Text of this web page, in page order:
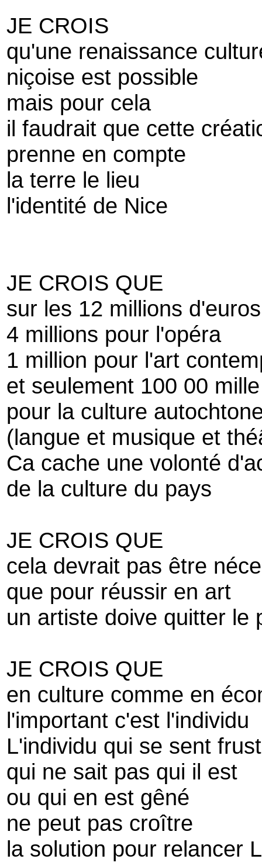
JE CROIS
qu'une renaissance
niçoise est possible
mais pour cela
il faudrait que cette
prenne en compte
la terre le lieu
l'identité de Nice
JE CROIS QUE
sur les 12 millions
4 millions pour l'opéra
1 million pour l'art
et seulement 100 00
pour la culture
(langue et musique et
Ca cache une volonté
de la culture du pays
JE CROIS QUE
cela devrait pas être
que pour réussir en art
un artiste doive quitter le
JE CROIS QUE
en culture comme en
l'important c'est l'individu
L'individu qui se sent
qui ne sait pas qui il est
ou qui en est gêné
ne peut pas croître
la solution pour relancer